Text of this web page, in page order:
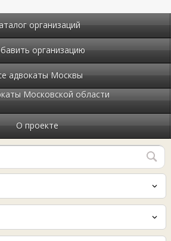
организаций
организацию
адвокаты Москвы
Московской области
О проекте